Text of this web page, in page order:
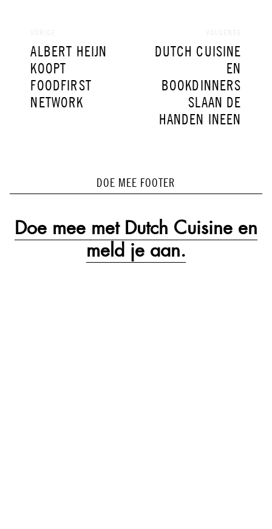
VORIG
BERICHT:
ALBERT HEIJN
KOOPT
FOODFIRST
NETWORK
VOLGEND
BERICHT:
DUTCH CUISINE
EN
BOOKDINNERS
SLAAN DE
HANDEN INEEN
DOE MEE FOOTER
Doe mee met Dutch Cuisine en
meld je aan.